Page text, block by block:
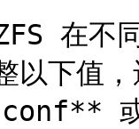
在不
下值，